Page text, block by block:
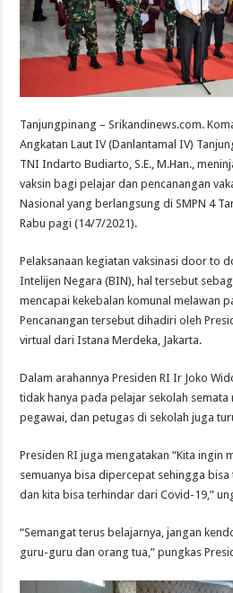
Tanjungpinang – Srikandinews.com.
Angkatan Laut IV (Danlantamal IV)
TNI Indarto Budiarto, S.E., M.Han.,
vaksin bagi pelajar dan pencanangan
Nasional yang berlangsung di SMPN 4
Rabu pagi (14/7/2021).
Pelaksanaan kegiatan vaksinasi door to
Intelijen Negara (BIN), hal tersebut
mencapai kekebalan komunal melawan
Pencanangan tersebut dihadiri oleh
virtual dari Istana Merdeka, Jakarta.
Dalam arahannya Presiden RI Ir Joko
tidak hanya pada pelajar sekolah semata
pegawai, dan petugas di sekolah juga
Presiden RI juga mengatakan “Kita ingin
semuanya bisa dipercepat sehingga
dan kita bisa terhindar dari Covid-19,”
“Semangat terus belajarnya, jangan
guru-guru dan orang tua,” pungkas